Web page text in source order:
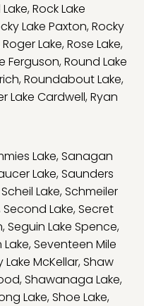
,Rock Lake
Lake Paxton,Rocky
Roger Lake,Rose Lake,
Ferguson,Round Lake
,Roundabout Lake,
Lake Cardwell,Ryan
Lake,Sanagan
Lake,Saunders
Scheil Lake,Schmeiler
Second Lake,Secret
,Seguin Lake Spence,
Lake,Seventeen Mile
Lake McKellar,Shaw
,Shawanaga Lake,
Lake,Shoe Lake,